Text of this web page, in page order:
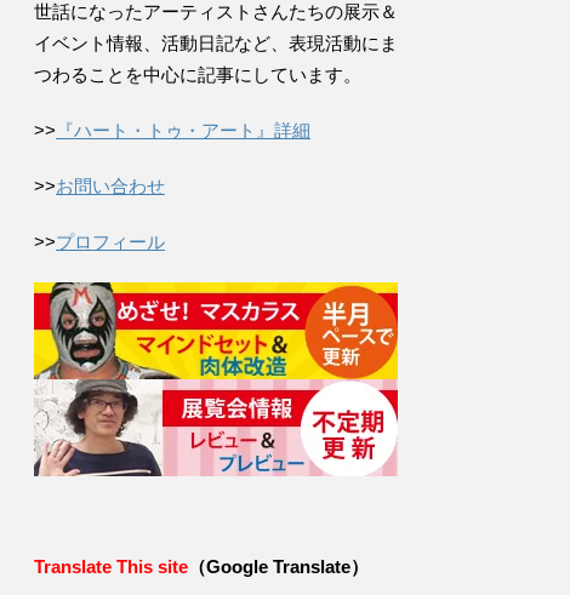
世話になったアーティストさんたちの展示＆
イベント情報、活動日記など、表現活動にま
つわることを中心に記事にしています。
>> 『ハート・トゥ・アート』詳細
>>お問い合わせ
>>プロフィール
Translate This site （Google Translate）